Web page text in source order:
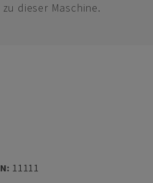
dieser Maschine.
: 11111